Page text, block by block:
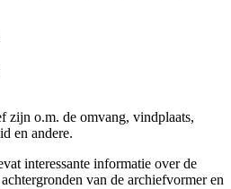
zijn o.m. de omvang, vindplaats,
en andere.
interessante informatie over de
van de archiefvormer en